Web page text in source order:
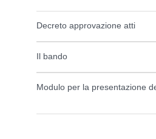
Decreto approvazione atti
Il bando
Modulo per la presentazione